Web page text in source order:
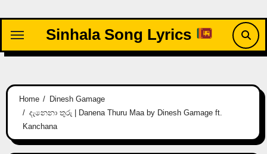
content
Sinhala Song Lyrics
Home
Dinesh Gamage
දැනෙනා තුරු | Danena Thuru Maa by Dinesh Gamage ft.
Kanchana